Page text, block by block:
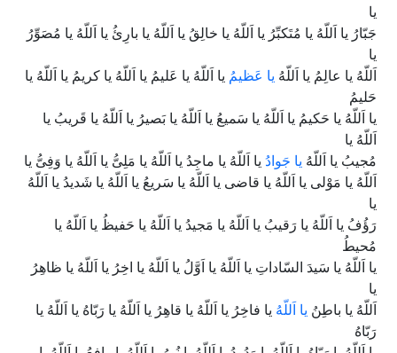
یا
جَبّارُ یا اَللّهُ یا مُتَکبِّرُ یا اَللّهُ یا خالِقُ یا اَللّهُ یا بارِئُ یا اَللّهُ یا مُصَوِّرُ
یا
اَللّهُ یا عالِمُ یا اَللّهُ یا عَظیمُ یا اَللّهُ یا عَلیمُ یا اَللّهُ یا کریمُ یا اَللّهُ یا
حَلیمُ
یا اَللّهُ یا حَکیمُ یا اَللّهُ یا سَمیعُ یا اَللّهُ یا بَصیرُ یا اَللّهُ یا قَریبُ یا
اَللّهُ یا
مُجیبُ یا اَللّهُ یا جَوادُ یا اَللّهُ یا ماجِدُ یا اَللّهُ یا مَلِىُّ یا اَللّهُ یا وَفِىُّ یا
اَللّهُ یا مَوْلى یا اَللّهُ یا قاضى یا اَللّهُ یا سَریعُ یا اَللّهُ یا شَدیدُ یا اَللّهُ
یا
رَؤُفُ یا اَللّهُ یا رَقیبُ یا اَللّهُ یا مَجیدُ یا اَللّهُ یا حَفیظُ یا اَللّهُ یا
مُحیطُ
یا اَللّهُ یا سَیدَ السّاداتِ یا اَللّهُ یا اَوَّلُ یا اَللّهُ یا اخِرُ یا اَللّهُ یا ظاهِرُ
یا
اَللّهُ یا باطِنُ یا اَللّهُ یا فاخِرُ یا اَللّهُ یا قاهِرُ یا اَللّهُ یا رَبّاهُ یا اَللّهُ یا
رَبّاهُ